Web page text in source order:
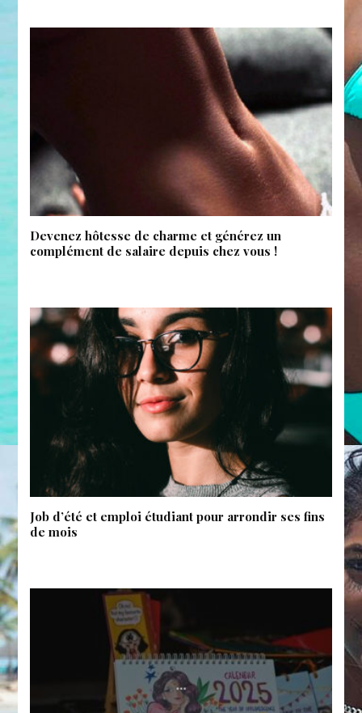
Devenez hôtesse de charme et générez un
complément de salaire depuis chez vous !
Job d’été et emploi étudiant pour arrondir ses fins
de mois